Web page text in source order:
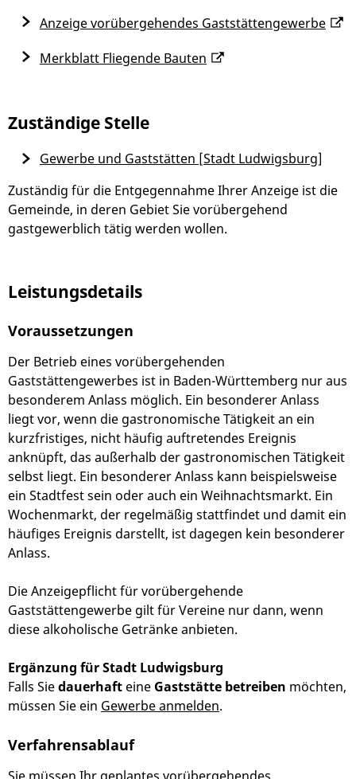
Anzeige vorübergehendes Gaststättengewerbe
Merkblatt Fliegende Bauten
Zuständige Stelle
Zuständig für die Entgegennahme Ihrer Anzeige ist die
Gemeinde, in deren Gebiet Sie vorübergehend
gastgewerblich tätig werden wollen.
Gewerbe und Gaststätten [Stadt Ludwigsburg]
Leistungsdetails
Voraussetzungen
Der Betrieb eines vorübergehenden
Gaststättengewerbes ist in Baden-Württemberg nur aus
besonderem Anlass möglich. Ein besonderer Anlass
liegt vor, wenn die gastronomische Tätigkeit an ein
kurzfristiges, nicht häufig auftretendes Ereignis
anknüpft, das außerhalb der gastronomischen Tätigkeit
selbst liegt. Ein besonderer Anlass kann beispielsweise
ein Stadtfest sein oder auch ein Weihnachtsmarkt. Ein
Wochenmarkt, der regelmäßig stattfindet und damit ein
häufiges Ereignis darstellt, ist dagegen kein besonderer
Anlass.
Die Anzeigepflicht für vorübergehende
Gaststättengewerbe gilt für Vereine nur dann, wenn
diese alkoholische Getränke anbieten.
Ergänzung für Stadt Ludwigsburg
Falls Siedauerhaft eine Gaststätte betreiben möchten,
müssen Sie ein Gewerbe anmelden.
Verfahrensablauf